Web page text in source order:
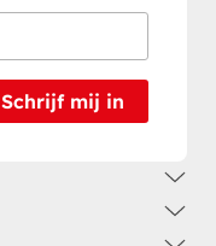
Schrijf mij in